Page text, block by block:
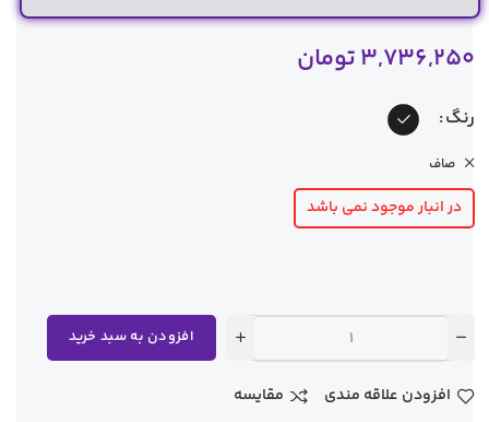
3,736,250تومان
رنگ
صاف
در انبار موجود نمی باشد
افزودن به سبد خرید
افزودن علاقه مندی مقایسه